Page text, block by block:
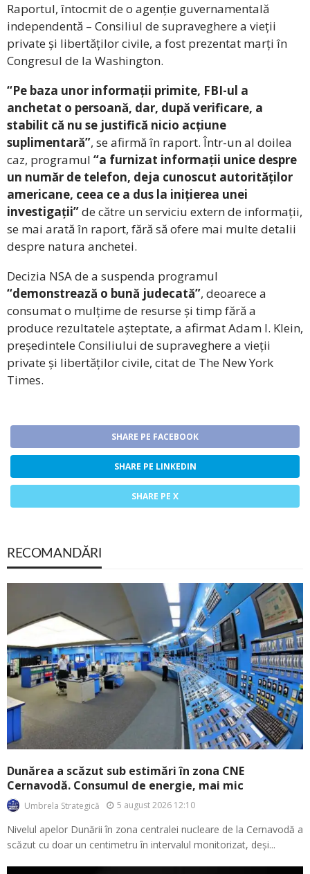
Raportul, întocmit de o agenție guvernamentală
independentă – Consiliul de supraveghere a vieții
private și libertăților civile, a fost prezentat marți în
Congresul de la Washington.
“Pe baza unor informații primite, FBI-ul a
anchetat o persoană, dar, după verificare, a
stabilit că nu se justifică nicio acțiune
suplimentară”, se afirmă în raport. Într-un al doilea
caz, programul “a furnizat informații unice despre
un număr de telefon, deja cunoscut autorităților
americane, ceea ce a dus la inițierea unei
investigații”de către un serviciu extern de informații,
se mai arată în raport, fără să ofere mai multe detalii
despre natura anchetei.
Decizia NSA de a suspenda programul
“demonstrează o bună judecată”, deoarece a
consumat o mulțime de resurse și timp fără a
produce rezultatele așteptate, a afirmat Adam I. Klein,
președintele Consiliului de supraveghere a vieții
private și libertăților civile, citat de The New York
Times.
SHARE PE FACEBOOK
SHARE PE LINKEDIN
SHARE PE X
RECOMANDĂRI
Dunărea a scăzut sub estimări în zona CNE
Cernavodă. Consumul de energie, mai mic
Umbrela Strategică 5 august 2026 12:10
Nivelul apelor Dunării în zona centralei nucleare de la Cernavodă a
scăzut cu doar un centimetru în intervalul monitorizat, deși...